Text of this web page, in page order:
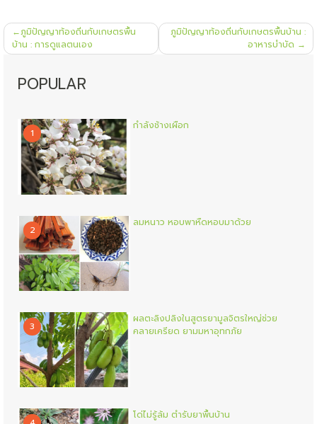
แนะแนว
เรื่อง
ภูมิปัญญาท้องถิ่นกับเกษตรพื้น
บ้าน : การดูแลตนเอง
ภูมิปัญญาท้องถิ่นกับเกษตรพื้นบ้าน :
อาหารบำบัด
POPULAR
1
กำลังช้างเผือก
2
ลมหนาว หอบพาหืดหอบมาด้วย
3
ผลตะลิงปลิงในสูตรยามูลจิตรใหญ่ช่วย
คลายเครียด ยามมหาอุทกภัย
โด่ไม่รู้ล้ม ตำรับยาพื้นบ้าน